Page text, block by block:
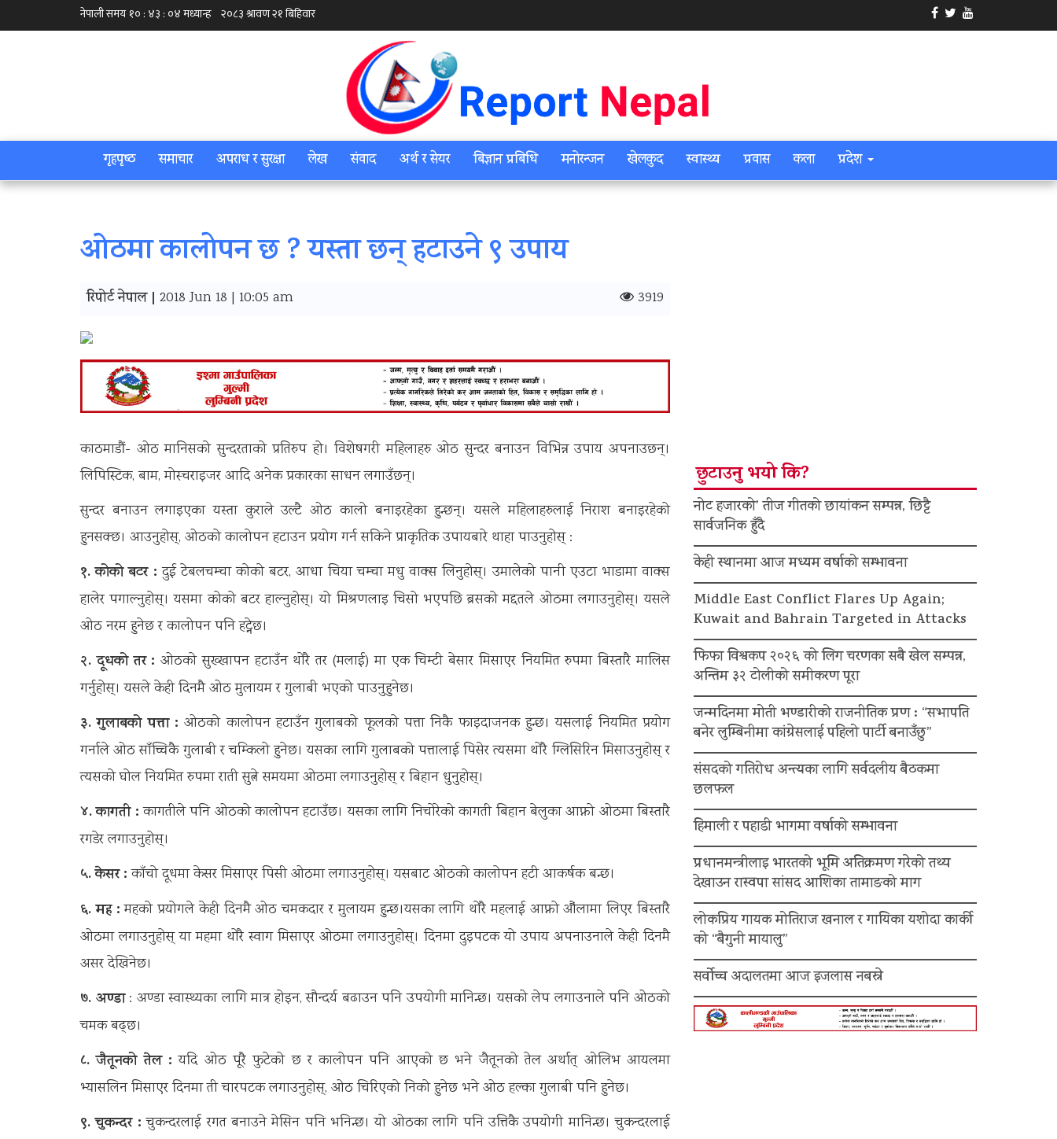
गृहपृष्‍ठ समाचार अपराध र सुरक्षा लेख संवाद अर्थ र सेयर बिज्ञान प्रबिधि मनोरन्जन खेलकुद स्वास्थ्य प्रवास कला प्रदेश
ओठमा कालोपन छ ? यस्ता छन् हटाउने ९ उपाय
रिपोर्ट नेपाल | 2018 Jun 18 | 10:05 am 3919
काठमाडौं- ओठ मानिसको सुन्दरताको प्रतिरुप हो। विशेषगरी महिलाहरु ओठ सुन्दर बनाउन विभिन्न उपाय अपनाउछन्।
लिपिस्टिक, बाम, मोस्चराइजर आदि अनेक प्रकारका साधन लगाउँछन्।
सुन्दर बनाउन लगाइएका यस्ता कुराले उल्टै ओठ कालो बनाइरहेका हुन्छन्। यसले महिलाहरुलाई निराश बनाइरहेको
हुनसक्छ। आउनुहोस्, ओठको कालोपन हटाउन प्रयोग गर्न सकिने प्राकृतिक उपायबारे थाहा पाउनुहोस् :
१. कोको बटर : दुई टेबलचम्चा कोको बटर, आधा चिया चम्चा मधु वाक्स लिनुहोस्। उमालेको पानी एउटा भाडामा वाक्स
हालेर पगाल्नुहोस्। यसमा कोको बटर हाल्नुहोस्। यो मिश्रणलाइ चिसो भएपछि ब्रसको मद्दतले ओठमा लगाउनुहोस्। यसले
ओठ नरम हुनेछ र कालोपन पनि हट्नेछ।
२. दूधको तर : ओठको सुख्खापन हटाउँन थोरै तर (मलाई) मा एक चिम्टी बेसार मिसाएर नियमित रुपमा बिस्तारै मालिस
गर्नुहोस्। यसले केही दिनमै ओठ मुलायम र गुलाबी भएको पाउनुहुनेछ।
३. गुलाबको पत्ता : ओठको कालोपन हटाउँन गुलाबको फूलको पत्ता निकै फाइदाजनक हुन्छ। यसलाई नियमित प्रयोग
गर्नाले ओठ साँच्चिकै गुलाबी र चम्किलो हुनेछ। यसका लागि गुलाबको पत्तालाई पिसेर त्यसमा थोरै ग्लिसिरिन मिसाउनुहोस् र
त्यसको घोल नियमित रुपमा राती सुत्ने समयमा ओठमा लगाउनुहोस् र बिहान धुनुहोस्।
४. कागती :कागतीले पनि ओठको कालोपन हटाउँछ। यसका लागि निचोरेको कागती बिहान बेलुका आफ्नो ओठमा बिस्तारै
रगडेर लगाउनुहोस्।
५. केसर :काँचो दूधमा केसर मिसाएर पिसी ओठमा लगाउनुहोस्। यसबाट ओठको कालोपन हटी आकर्षक बन्छ।
६. मह :महको प्रयोगले केही दिनमै ओठ चमकदार र मुलायम हुन्छ।यसका लागि थोरै महलाई आफ्नो औंलामा लिएर बिस्तारै
ओठमा लगाउनुहोस् या महमा थोरै स्वाग मिसाएर ओठमा लगाउनुहोस्। दिनमा दुइपटक यो उपाय अपनाउनाले केही दिनमै
असर देखिनेछ।
७. अण्डा: अण्डा स्वास्थ्यका लागि मात्र होइन, सौन्दर्य बढाउन पनि उपयोगी मानिन्छ। यसको लेप लगाउनाले पनि ओठको
चमक बढ्छ।
८. जैतूनको तेल : यदि ओठ पूरै फुटेको छ र कालोपन पनि आएको छ भने जैतूनको तेल अर्थात् ओलिभ आयलमा
भ्यासलिन मिसाएर दिनमा ती चारपटक लगाउनुहोस्, ओठ चिरिएको निको हुनेछ भने ओठ हल्का गुलाबी पनि हुनेछ।
९. चुकन्दर : चुकन्दरलाई रगत बनाउने मेसिन पनि भनिन्छ। यो ओठका लागि पनि उत्तिकै उपयोगी मानिन्छ। चुकन्दरलाई
छुटाउनु भयो कि?
नोट हजारको’ तीज गीतको छायांकन सम्पन्न, छिट्टै
सार्वजनिक हुँदै
केही स्थानमा आज मध्यम वर्षाको सम्भावना
Middle East Conflict Flares Up Again;
Kuwait and Bahrain Targeted in Attacks
फिफा विश्वकप २०२६ को लिग चरणका सबै खेल सम्पन्न,
अन्तिम ३२ टोलीको समीकरण पूरा
जन्मदिनमा मोती भण्डारीको राजनीतिक प्रण : “सभापति
बनेर लुम्बिनीमा कांग्रेसलाई पहिलो पार्टी बनाउँछु”
संसदको गतिरोध अन्त्यका लागि सर्वदलीय बैठकमा
छलफल
हिमाली र पहाडी भागमा वर्षाको सम्भावना
प्रधानमन्त्रीलाइ भारतको भूमि अतिक्रमण गरेको तथ्य
देखाउन रास्वपा सांसद आशिका तामाङको माग
लोकप्रिय गायक मोतिराज खनाल र गायिका यशोदा कार्की
को “बैगुनी मायालु”
सर्वोच्च अदालतमा आज इजलास नबस्ने